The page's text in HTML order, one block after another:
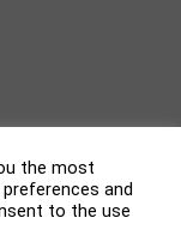
the most
and
to the use